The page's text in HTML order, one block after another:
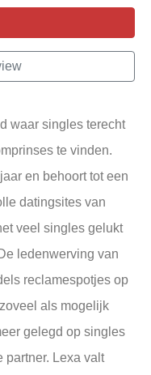
waar singles terecht
te vinden.
en behoort tot een
datingsites van
veel singles gelukt
ledenwerving van
reclamespotjes op
als mogelijk
gelegd op singles
partner. Lexa valt